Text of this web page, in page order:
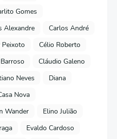
Gomes
Alexandre
Carlos André
Peixoto
Célio Roberto
Cláudio Galeno
Neves
Diana
Nova
Wander
Elino Julião
Evaldo Cardoso